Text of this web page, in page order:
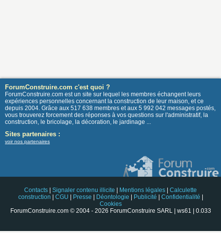
ForumConstruire.com c'est quoi ?
ForumConstruire.com est un site sur lequel les membres échangent leurs
expériences personnelles concernant la construction de leur maison, et ce
depuis 2004. Grâce aux 517 638 membres et aux 5 992 042 messages postés,
vous trouverez forcement des réponses à vos questions sur l'administratif, la
construction, le bricolage, la décoration, le jardinage ...
Sites partenaires :
voir nos partenaires
Contacts Signaler contenu illicite Mentions légales
Calculette
construction
CGU Presse Déontologie Publicité Confidentialité
Cookies
ForumConstruire.com © 2004 - 2026 ForumConstruire SARL | ws61 | 0.033